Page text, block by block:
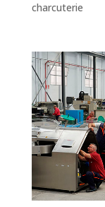
charcuterie